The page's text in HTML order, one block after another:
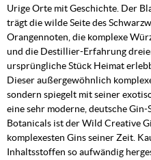
Urige Orte mit Geschichte. Der
trägt die wilde Seite des
Orangennoten, die komplexe
und die Destillier-Erfahrung
ursprüngliche Stück Heimat
Dieser außergewöhnlich
sondern spiegelt mit seiner
eine sehr moderne, deutsche
Botanicals ist der Wild Creative
komplexesten Gins seiner Zeit.
Inhaltsstoffen so aufwändig